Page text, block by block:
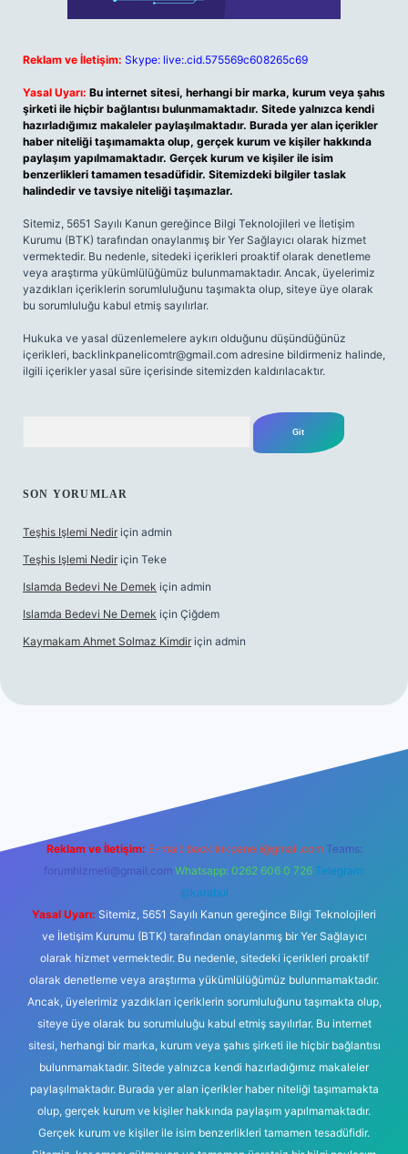
Reklam ve İletişim: Skype: live:.cid.575569c608265c69
Yasal Uyarı: Bu internet sitesi, herhangi bir marka, kurum veya şahıs
şirketi ile hiçbir bağlantısı bulunmamaktadır. Sitede yalnızca kendi
hazırladığımız makaleler paylaşılmaktadır. Burada yer alan içerikler
haber niteliği taşımamakta olup, gerçek kurum ve kişiler hakkında
paylaşım yapılmamaktadır. Gerçek kurum ve kişiler ile isim
benzerlikleri tamamen tesadüfidir. Sitemizdeki bilgiler taslak
halindedir ve tavsiye niteliği taşımazlar.
Sitemiz, 5651 Sayılı Kanun gereğince Bilgi Teknolojileri ve İletişim
Kurumu (BTK) tarafından onaylanmış bir Yer Sağlayıcı olarak hizmet
vermektedir. Bu nedenle, sitedeki içerikleri proaktif olarak denetleme
veya araştırma yükümlülüğümüz bulunmamaktadır. Ancak, üyelerimiz
yazdıkları içeriklerin sorumluluğunu taşımakta olup, siteye üye olarak
bu sorumluluğu kabul etmiş sayılırlar.
Hukuka ve yasal düzenlemelere aykırı olduğunu düşündüğünüz
içerikleri, backlinkpanelicomtr@gmail.com adresine bildirmeniz halinde,
ilgili içerikler yasal süre içerisinde sitemizden kaldırılacaktır.
SON YORUMLAR
Teşhis Işlemi Nedir için admin
Teşhis Işlemi Nedir için Teke
Islamda Bedevi Ne Demek için admin
Islamda Bedevi Ne Demek için Çiğdem
Kaymakam Ahmet Solmaz Kimdir için admin
Reklam ve İletişim: E-mail: backlinkpaneli@gmail.com Teams:
forumhizmeti@gmail.com Whatsapp: 0262 606 0 726 Telegram:
@karabul
Yasal Uyarı: Sitemiz, 5651 Sayılı Kanun gereğince Bilgi Teknolojileri
ve İletişim Kurumu (BTK) tarafından onaylanmış bir Yer Sağlayıcı
olarak hizmet vermektedir. Bu nedenle, sitedeki içerikleri proaktif
olarak denetleme veya araştırma yükümlülüğümüz bulunmamaktadır.
Ancak, üyelerimiz yazdıkları içeriklerin sorumluluğunu taşımakta olup,
siteye üye olarak bu sorumluluğu kabul etmiş sayılırlar. Bu internet
sitesi, herhangi bir marka, kurum veya şahıs şirketi ile hiçbir bağlantısı
bulunmamaktadır. Sitede yalnızca kendi hazırladığımız makaleler
paylaşılmaktadır. Burada yer alan içerikler haber niteliği taşımamakta
olup, gerçek kurum ve kişiler hakkında paylaşım yapılmamaktadır.
Gerçek kurum ve kişiler ile isim benzerlikleri tamamen tesadüfidir.